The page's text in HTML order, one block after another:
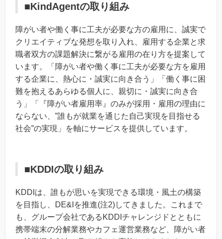
■KindAgentの取り組み
障がい者や働く事に工夫が必要な方の雇用に、誠実で
クリエイティブな発想を取り入れ、雇用する企業と求
職者双方の課題解決に繋がる雇用の在り方を提案して
います。「障がい者や働く事に工夫が必要な方を雇用
する企業に、熱心に・誠実に向き合う」「働く事に困
難を抱えるあらゆる個人に、親切に・誠実に向き合
う」「『障がい者雇用率』のみが採用・雇用の理由に
ならない、”誰もが就業を通じた自己実現を目指せる
社会”の実現」を軸にサービスを提供しています。
■KDDIの取り組み
KDDIは、誰もが思いを実現できる環境・風土の構築
を目指し、DE&Iを推進(注2)してきました。これまで
も、グループ会社であるKDDIチャレンジドとともに
携帯端末の分解業務やカフェ運営業務など、障がい者